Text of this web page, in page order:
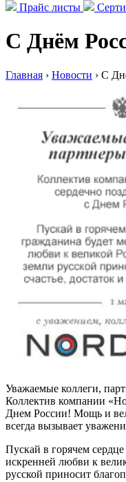
Прайс листы
С Днём
Главная › Новости › С
Уважаемые коллеги,
Коллектив компании
Днем России! Мощь и
всегда вызывает
Пускай в горячем
искренней любви к
русской приносит